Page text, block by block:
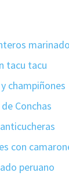
tacu tacu
champiñones
Conchas
con
peruano